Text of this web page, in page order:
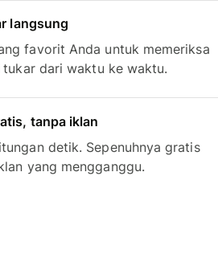
langsung
favorit Anda untuk memeriksa
tukar dari waktu ke waktu.
tanpa iklan
detik. Sepenuhnya gratis
yang mengganggu.